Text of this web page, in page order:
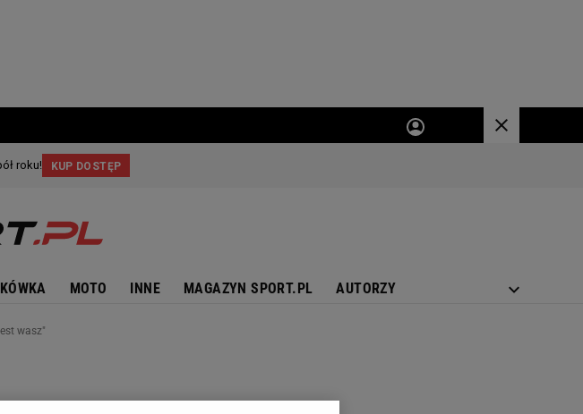
MOTO INNE MAGAZYN SPORT.PL AUTORZY
wasz"